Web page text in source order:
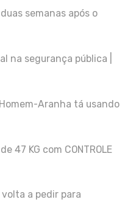
semanas após o
na segurança pública |
Aranha tá usando
47 KG com CONTROLE
a pedir para